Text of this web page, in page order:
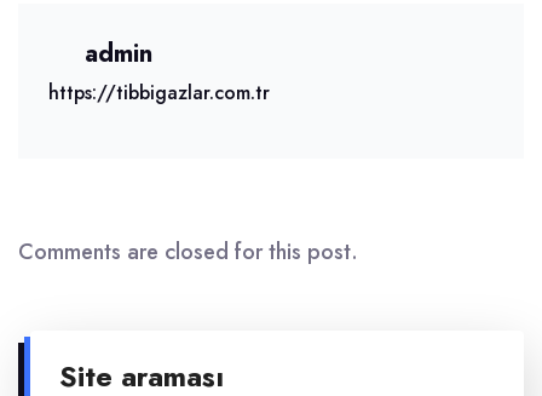
admin
https://tibbigazlar.com.tr
Comments are closed for this post.
Site araması